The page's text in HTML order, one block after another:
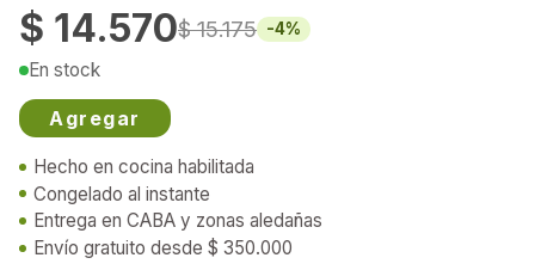
$ 14.570$ 15.175 -4%
En stock
Agregar
Hecho en cocina habilitada
Congelado al instante
Entrega en CABA y zonas aledañas
Envío gratuito desde $ 350.000